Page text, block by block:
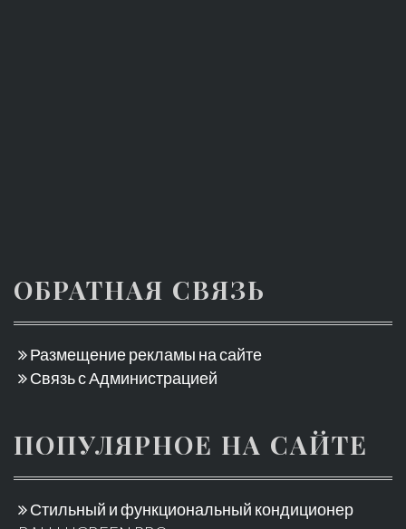
ОБРАТНАЯ СВЯЗЬ
Размещение рекламы на сайте
Связь с Администрацией
ПОПУЛЯРНОЕ НА САЙТЕ
Стильный и функциональный кондиционер